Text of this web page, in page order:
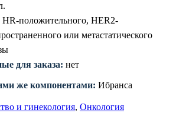
HR-положительного, HER2-
или метастатического
для заказа: нет
же компонентами: Ибранса
и гинекология, Онкология